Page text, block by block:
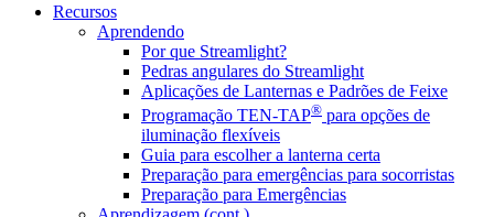
Recursos
Aprendendo
Por que Streamlight?
Pedras angulares do Streamlight
Aplicações de Lanternas e Padrões de Feixe
Programação TEN-TAP® para opções de
iluminação flexíveis
Guia para escolher a lanterna certa
Preparação para emergências para socorristas
Preparação para Emergências